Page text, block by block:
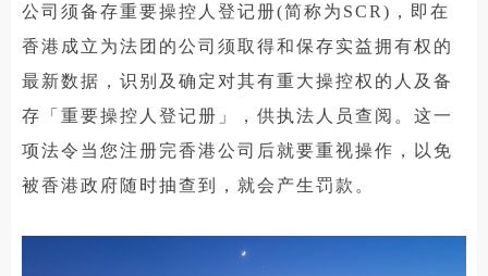
公司须备存重要操控人登记册(简称为SCR)，即在
香港成立为法团的公司须取得和保存实益拥有权的
最新数据，识别及确定对其有重大操控权的人及备
存「重要操控人登记册」，供执法人员查阅。这一
项法令当您注册完香港公司后就要重视操作，以免
被香港政府随时抽查到，就会产生罚款。